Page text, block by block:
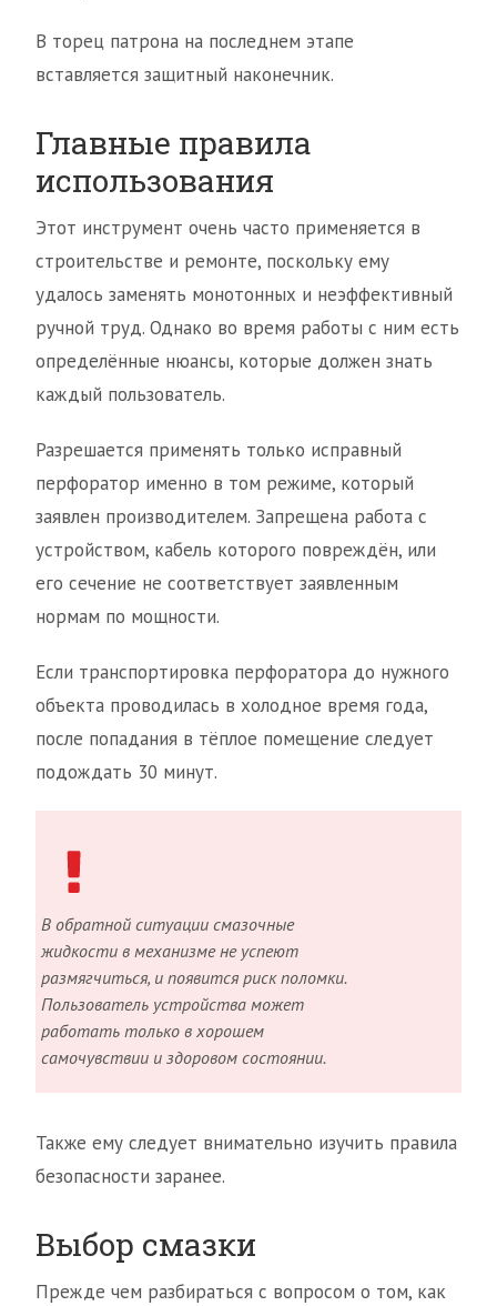
В торец патрона на последнем этапе
вставляется защитный наконечник.
Главные правила
использования
Этот инструмент очень часто применяется в
строительстве и ремонте, поскольку ему
удалось заменять монотонных и неэффективный
ручной труд. Однако во время работы с ним есть
определённые нюансы, которые должен знать
каждый пользователь.
Разрешается применять только исправный
перфоратор именно в том режиме, который
заявлен производителем. Запрещена работа с
устройством, кабель которого повреждён, или
его сечение не соответствует заявленным
нормам по мощности.
Если транспортировка перфоратора до нужного
объекта проводилась в холодное время года,
после попадания в тёплое помещение следует
подождать 30 минут.
В обратной ситуации смазочные
жидкости в механизме не успеют
размягчиться, и появится риск поломки.
Пользователь устройства может
работать только в хорошем
самочувствии и здоровом состоянии.
Также ему следует внимательно изучить правила
безопасности заранее.
Выбор смазки
Прежде чем разбираться с вопросом о том, как